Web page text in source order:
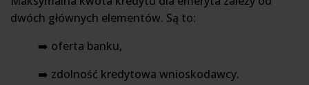
dwóch głównych elementów. Są to:
➡️ oferta banku,
➡️ zdolność kredytowa wnioskodawcy.